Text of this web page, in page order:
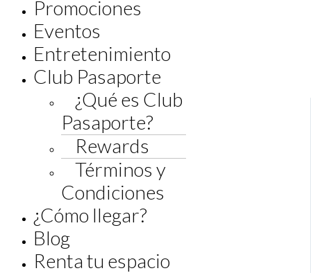
Promociones
Eventos
Entretenimiento
Club Pasaporte
¿Qué es Club
Pasaporte?
Rewards
Términos y
Condiciones
¿Cómo llegar?
Blog
Renta tu espacio